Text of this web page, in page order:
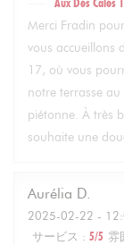
Aux Dés Calés
Merci Fradin
vous accueillons
17, où vous
notre terrasse
piétonne. À très
souhaite une
Aurélia D
2025-02-22 -
サービス : 5/5 雰